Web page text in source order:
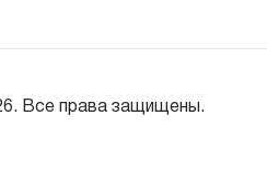
Все права защищены.